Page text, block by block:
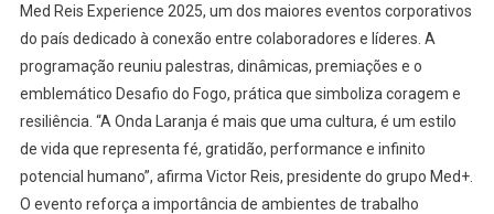
Med Reis Experience 2025, um dos maiores eventos corporativos
do país dedicado à conexão entre colaboradores e líderes. A
programação reuniu palestras, dinâmicas, premiações e o
emblemático Desafio do Fogo, prática que simboliza coragem e
resiliência. “A Onda Laranja é mais que uma cultura, é um estilo
de vida que representa fé, gratidão, performance e infinito
potencial humano”, afirma Victor Reis, presidente do grupo Med+.
O evento reforça a importância de ambientes de trabalho